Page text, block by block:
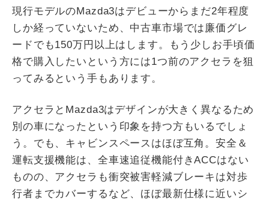
現行モデルのMazda3はデビューからまだ2年程度
しか経っていないため、中古車市場では廉価グレ
ードでも150万円以上はします。もう少しお手頃価
格で購入したいという方には1つ前のアクセラを狙
ってみるという手もあります。
アクセラとMazda3はデザインが大きく異なるため
別の車になったという印象を持つ方もいるでしょ
う。でも、キャビンスペースはほぼ互角。安全＆
運転支援機能は、全車速追従機能付きACCはない
ものの、アクセラも衝突被害軽減ブレーキは対歩
行者までカバーするなど、ほぼ最新仕様に近いシ